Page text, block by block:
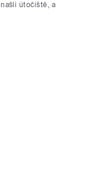
útočiště, a